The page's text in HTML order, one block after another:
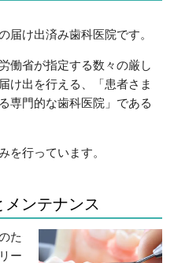
届け出済み歯科医院です。
働省が指定する数々の厳し
け出を行える、「患者さま
専門的な歯科医院」である
を行っています。
ンテナンス
た
ー